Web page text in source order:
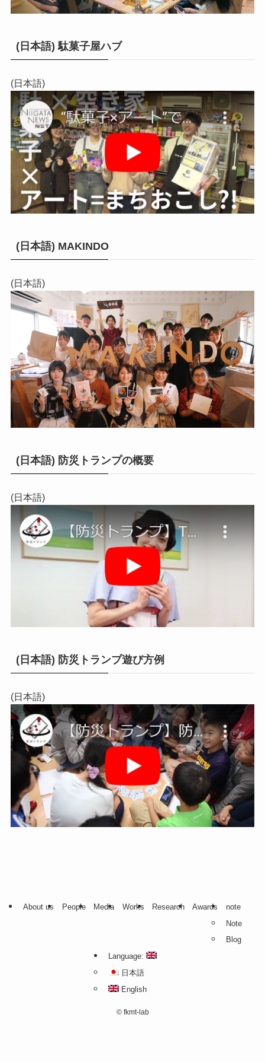
(日本語) 駄菓子屋ハブ
(日本語)
(日本語) MAKINDO
(日本語)
(日本語) 防災トランプの概要
(日本語)
(日本語) 防災トランプ遊び方例
(日本語)
About us People Media Works Research Awards
note
Note
Blog
Language:
日本語
English
©fkmt-lab